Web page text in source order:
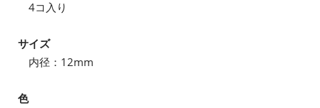
4コ入り
サイズ
内径：12mm
色